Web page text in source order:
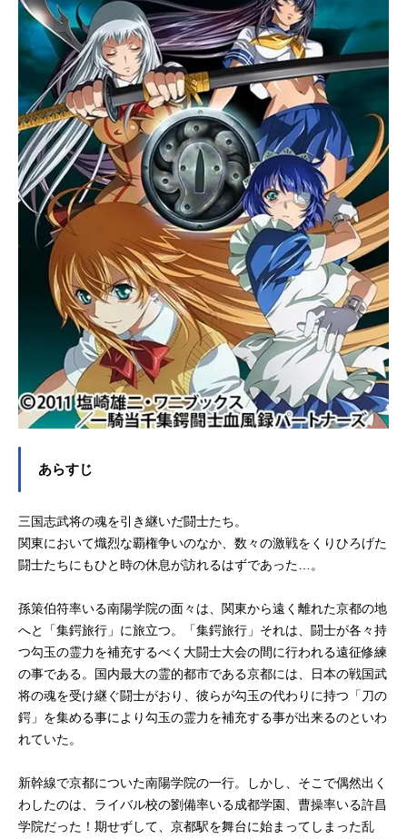
へ案内するよう詰め寄る少女。次々
と現れる許昌の闘士を薙ぎ倒しなが
ら放送室を占拠した彼女は名乗っ
た。｢ボクは涼州高校一年、馬超孟起!
ボクと勝負しろ、曹操孟徳!!｣闘士た
ちの運命の歯車が再び動き始めた
今、新たな戦いの幕が上がる――!作
品名一騎当千XTREMEXECUTOR放
送形態TVアニメシリーズ一騎当千ス
ケジュール2010年3月26日（金）～2
010年6月11日（金）AT-Xほか話数全
12話キャスト孫策伯符：浅野真澄呂
蒙子明：甲斐田裕子周瑜公瑾：日野
聡劉備玄徳：真堂圭関羽雲長：生天
目仁美張飛益徳：茅原実里諸葛亮孔
明：門脇舞（門脇舞以）趙雲子龍：
浅川悠馬超孟起：遠藤綾孟獲：田中
敦子孟...
あらすじ
三国志武将の魂を引き継いだ闘士たち。
関東において熾烈な覇権争いのなか、数々の激戦をくりひろげた
闘士たちにもひと時の休息が訪れるはずであった…。
孫策伯符率いる南陽学院の面々は、関東から遠く離れた京都の地
へと「集鍔旅行」に旅立つ。「集鍔旅行」それは、闘士が各々持
つ勾玉の霊力を補充するべく大闘士大会の間に行われる遠征修練
の事である。国内最大の霊的都市である京都には、日本の戦国武
将の魂を受け継ぐ闘士がおり、彼らが勾玉の代わりに持つ「刀の
鍔」を集める事により勾玉の霊力を補充する事が出来るのといわ
れていた。
新幹線で京都についた南陽学院の一行。しかし、そこで偶然出く
わしたのは、ライバル校の劉備率いる成都学園、曹操率いる許昌
学院だった！期せずして、京都駅を舞台に始まってしまった乱